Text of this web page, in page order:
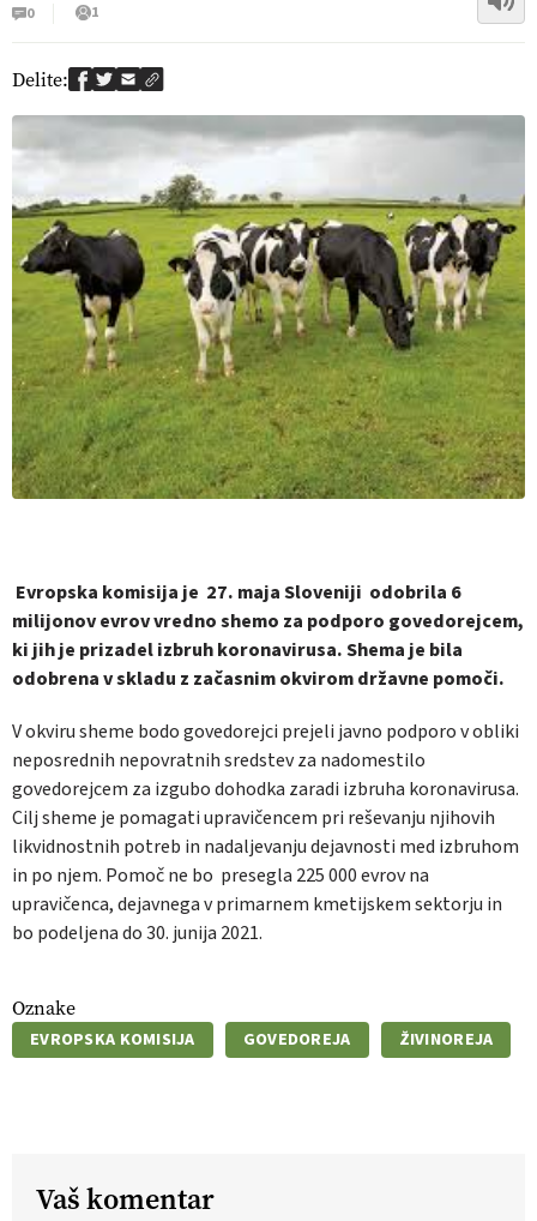
0
1
Delite:
Evropska komisija je 27. maja Sloveniji odobrila 6
milijonov evrov vredno shemo za podporo govedorejcem,
ki jih je prizadel izbruh koronavirusa. Shema je bila
odobrena v skladu z začasnim okvirom državne pomoči.
V okviru sheme bodo govedorejci prejeli javno podporo v obliki
neposrednih nepovratnih sredstev za nadomestilo
govedorejcem za izgubo dohodka zaradi izbruha koronavirusa.
Cilj sheme je pomagati upravičencem pri reševanju njihovih
likvidnostnih potreb in nadaljevanju dejavnosti med izbruhom
in po njem. Pomoč ne bo presegla 225 000 evrov na
upravičenca, dejavnega v primarnem kmetijskem sektorju in
bo podeljena do 30. junija 2021.
Oznake
EVROPSKA KOMISIJA GOVEDOREJA ŽIVINOREJA
Vaš komentar